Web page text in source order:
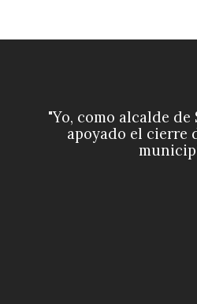
"Yo, como alcalde de
apoyado el cierre